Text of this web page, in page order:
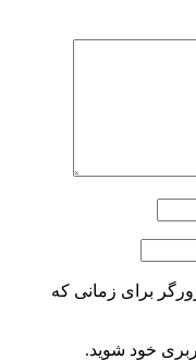
برای زمانی که
خود شوید.